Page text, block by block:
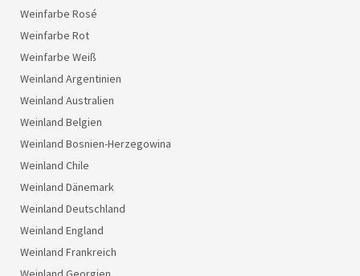
Weinfarbe Rosé
Weinfarbe Rot
Weinfarbe Weiß
Weinland Argentinien
Weinland Australien
Weinland Belgien
Weinland Bosnien-Herzegowina
Weinland Chile
Weinland Dänemark
Weinland Deutschland
Weinland England
Weinland Frankreich